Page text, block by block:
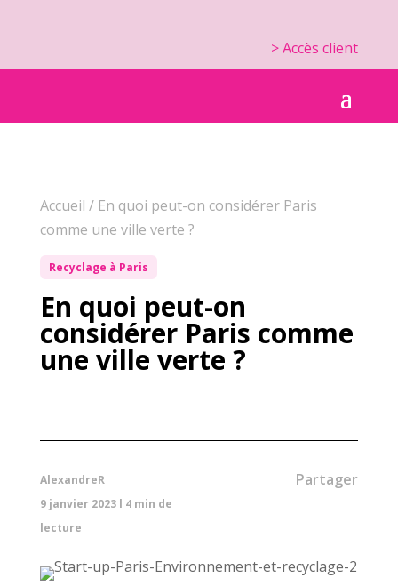
> Accès client
Accueil / En quoi peut-on considérer Paris
comme une ville verte ?
Recyclage à Paris
En quoi peut-on
considérer Paris comme
une ville verte ?
AlexandreR
9 janvier 2023l 4 min de
lecture
Partager